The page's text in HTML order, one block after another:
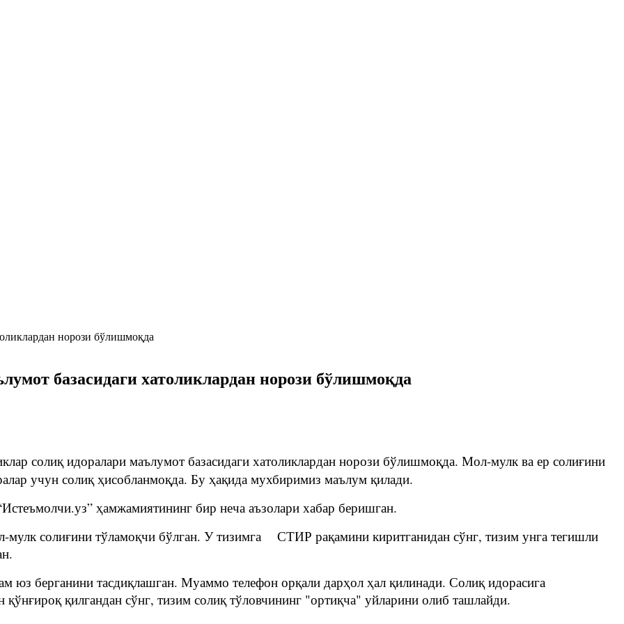
базасидаги хатоликлардан норози бўлишмоқда
солиқ идоралари маълумот базасидаги хатоликлардан норози бўлишмоқда. Мол-мулк ва ер солиғини
учун солиқ ҳисобланмоқда. Бу ҳақида мухбиримиз маълум қилади.
ҳамжамиятининг бир неча аъзолари хабар беришган.
мулк солиғини тўламоқчи бўлган. У тизимга СТИР рақамини киритганидан сўнг, тизим унга тегишли
юз берганини тасдиқлашган. Муаммо телефон орқали дарҳол ҳал қилинади. Солиқ идорасига
қилгандан сўнг, тизим солиқ тўловчининг "ортиқча" уйларини олиб ташлайди.